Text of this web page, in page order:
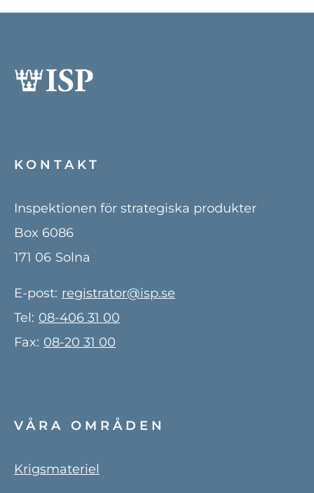
KONTAKT
Inspektionen för strategiska produkter
Box 6086
171 06 Solna
E-post: registrator@isp.se
Tel: 08-406 31 00
Fax: 08-20 31 00
VÅRA OMRÅDEN
Krigsmateriel